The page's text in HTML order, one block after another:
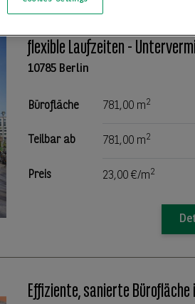
flexible Laufzeiten -
10785 Berlin
Bürofläche 781,00 m2
Teilbar ab 781,00 m2
Preis 23,00 €/m2
Effiziente, sanierte Bürofläche